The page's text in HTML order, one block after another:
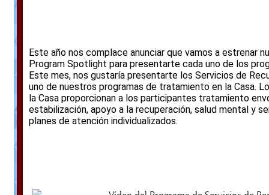
Este año nos complace anunciar que vamos a estrenar
Program Spotlight para presentarte cada uno de los
Este mes, nos gustaría presentarte los Servicios de
uno de nuestros programas de tratamiento en la Casa.
la Casa proporcionan a los participantes tratamiento
estabilización, apoyo a la recuperación, salud mental y
planes de atención individualizados.